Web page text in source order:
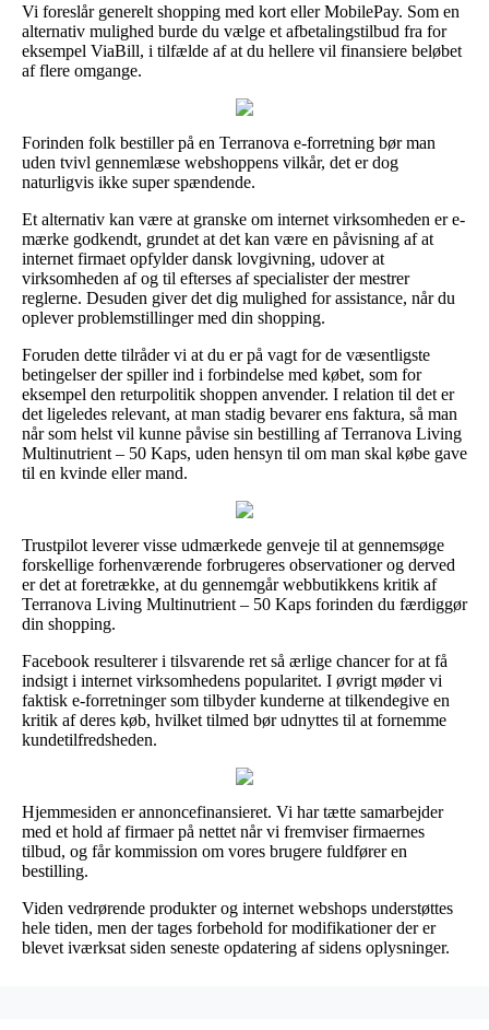
Vi foreslår generelt shopping med kort eller MobilePay. Som en
alternativ mulighed burde du vælge et afbetalingstilbud fra for
eksempel ViaBill, i tilfælde af at du hellere vil finansiere beløbet
af flere omgange.
Forinden folk bestiller på en Terranova e-forretning bør man
uden tvivl gennemlæse webshoppens vilkår, det er dog
naturligvis ikke super spændende.
Et alternativ kan være at granske om internet virksomheden er e-
mærke godkendt, grundet at det kan være en påvisning af at
internet firmaet opfylder dansk lovgivning, udover at
virksomheden af og til efterses af specialister der mestrer
reglerne. Desuden giver det dig mulighed for assistance, når du
oplever problemstillinger med din shopping.
Foruden dette tilråder vi at du er på vagt for de væsentligste
betingelser der spiller ind i forbindelse med købet, som for
eksempel den returpolitik shoppen anvender. I relation til det er
det ligeledes relevant, at man stadig bevarer ens faktura, så man
når som helst vil kunne påvise sin bestilling af Terranova Living
Multinutrient – 50 Kaps, uden hensyn til om man skal købe gave
til en kvinde eller mand.
Trustpilot leverer visse udmærkede genveje til at gennemsøge
forskellige forhenværende forbrugeres observationer og derved
er det at foretrække, at du gennemgår webbutikkens kritik af
Terranova Living Multinutrient – 50 Kaps forinden du færdiggør
din shopping.
Facebook resulterer i tilsvarende ret så ærlige chancer for at få
indsigt i internet virksomhedens popularitet. I øvrigt møder vi
faktisk e-forretninger som tilbyder kunderne at tilkendegive en
kritik af deres køb, hvilket tilmed bør udnyttes til at fornemme
kundetilfredsheden.
Hjemmesiden er annoncefinansieret. Vi har tætte samarbejder
med et hold af firmaer på nettet når vi fremviser firmaernes
tilbud, og får kommission om vores brugere fuldfører en
bestilling.
Viden vedrørende produkter og internet webshops understøttes
hele tiden, men der tages forbehold for modifikationer der er
blevet iværksat siden seneste opdatering af sidens oplysninger.